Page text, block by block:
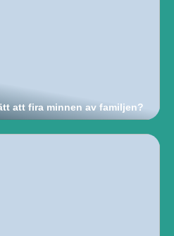
att fira minnen av familjen?